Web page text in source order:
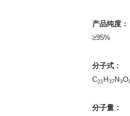
产品纯度：
≥95%
分子式：
C21 H37N3O
分子量：